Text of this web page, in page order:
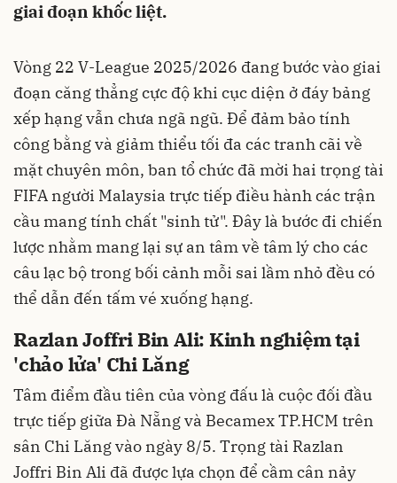
giai đoạn khốc liệt.
Vòng 22 V-League 2025/2026 đang bước vào giai
đoạn căng thẳng cực độ khi cục diện ở đáy bảng
xếp hạng vẫn chưa ngã ngũ. Để đảm bảo tính
công bằng và giảm thiểu tối đa các tranh cãi về
mặt chuyên môn, ban tổ chức đã mời hai trọng tài
FIFA người Malaysia trực tiếp điều hành các trận
cầu mang tính chất "sinh tử". Đây là bước đi chiến
lược nhằm mang lại sự an tâm về tâm lý cho các
câu lạc bộ trong bối cảnh mỗi sai lầm nhỏ đều có
thể dẫn đến tấm vé xuống hạng.
Razlan Joffri Bin Ali: Kinh nghiệm tại
'chảo lửa' Chi Lăng
Tâm điểm đầu tiên của vòng đấu là cuộc đối đầu
trực tiếp giữa Đà Nẵng và Becamex TP.HCM trên
sân Chi Lăng vào ngày 8/5. Trọng tài Razlan
Joffri Bin Ali đã được lựa chọn để cầm cân nảy